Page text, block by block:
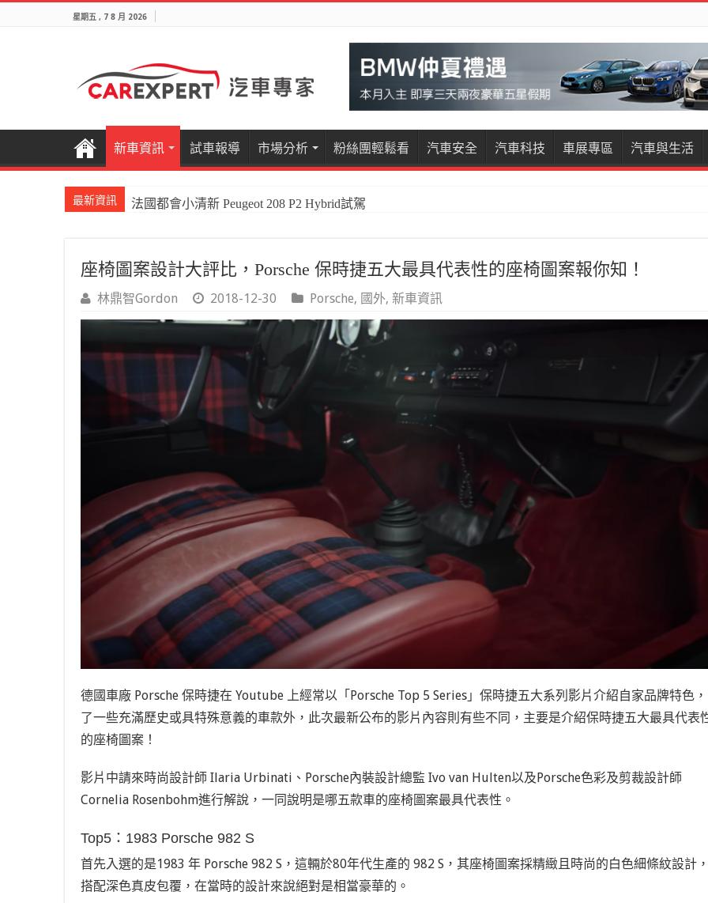
星期五 , 7 8 月 2026
新車資訊 試車報導 市場分析 粉絲團輕鬆看 汽車安全 汽車科技 車展專區 汽車與生活
最新資訊 國產電油休旅新王者Honda CR-V e:HEV Prestige試駕
座椅圖案設計大評比，Porsche 保時捷五大最具代表性的座椅圖案報你知！
林鼎智Gordon 2018-12-30 Porsche, 國外, 新車資訊
德國車廠 Porsche 保時捷在 Youtube 上經常以「 Porsche Top 5 Series 」保時捷五大系列影片介紹自家品牌特色
了一些充滿歷史或具特殊意義的車款外，此次最新公布的影片內容則有些不同，主要是介紹保時捷五大最具代表
的座椅圖案！
影片中請來時尚設計師 Ilaria Urbinati、Porsche內裝設計總監 Ivo van Hulten以及Porsche色彩及剪裁設計師
Cornelia Rosenbohm進行解說，一同說明是哪五款車的座椅圖案最具代表性。
Top5： 1983 Porsche 982 S
首先入選的是1983 年 Porsche 982 S ，這輛於80年代生產的 982 S ，其座椅圖案採精緻且時尚的白色細條紋設計
搭配深色真皮包覆，在當時的設計來說絕對是相當豪華的。